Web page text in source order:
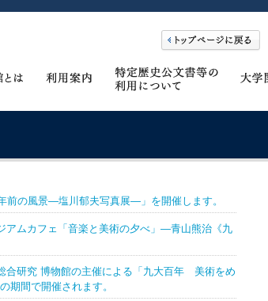
前の風景―塩川郁夫写真展―」を開催します。
アムカフェ「音楽と美術の夕べ」―青山熊治《九
合研究 博物館の主催による「九大百年 美術をめ
期間で開催されます。